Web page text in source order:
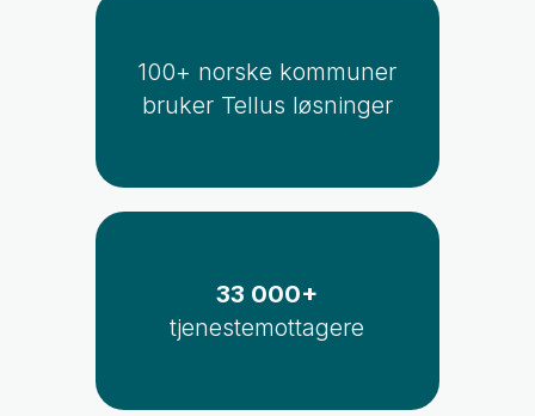
100+ norske kommuner
bruker Tellus løsninger
33 000+
tjenestemottagere